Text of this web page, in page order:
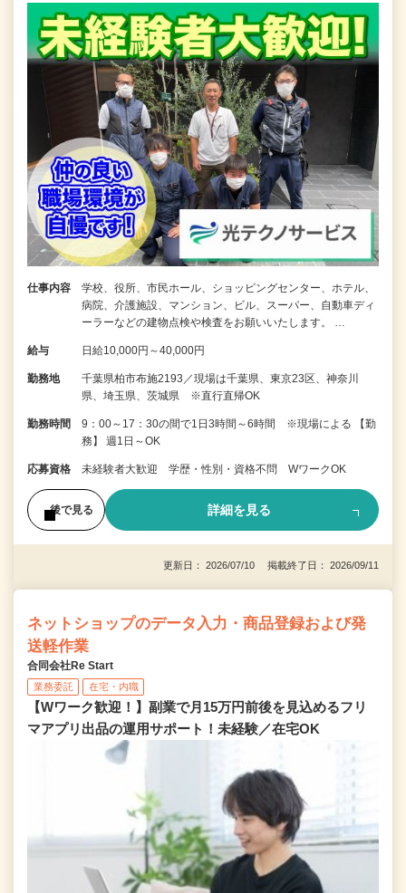
仕事内容
学校、役所、市民ホール、ショッピングセンター、ホテル、
病院、介護施設、マンション、ビル、スーパー、自動車ディ
ーラーなどの建物点検や検査をお願いいたします。 …
給与 日給10,000円～40,000円
勤務地
千葉県柏市布施2193／現場は千葉県、東京23区、神奈川
県、埼玉県、茨城県 ※直行直帰OK
勤務時間
9：00～17：30の間で1日3時間～6時間 ※現場による 【勤
務】 週1日～OK
応募資格 未経験者大歓迎 学歴・性別・資格不問 WワークOK
後で見る 詳細を見る
更新日： 2026/07/10 掲載終了日： 2026/09/11
ネットショップのデータ入力・商品登録および発
送軽作業
合同会社Re Start
業務委託 在宅・内職
【Wワーク歓迎！】副業で月15万円前後を見込めるフリ
マアプリ出品の運用サポート！未経験／在宅OK